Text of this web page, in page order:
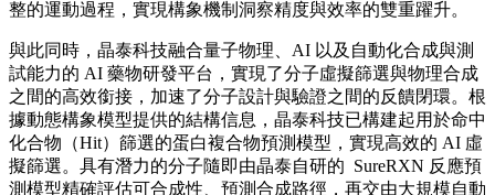
轉化。
重塑靶向策略：從「不可成藥」到系統性干預
此次合作結合了 DoveTree 在靶點生物學與轉化醫學方面的專
業能力，以及晶泰科技在計算與自動化賦能藥物發現方面的平
台能力。
晶泰科技獨有的動態構象精準建模平台，以量子物理算法與